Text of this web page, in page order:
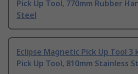
Pick Up Tool, 770mm Rubber
Steel
Eclipse Magnetic Pick Up Tool 3
Pick Up Tool, 810mm Stainless